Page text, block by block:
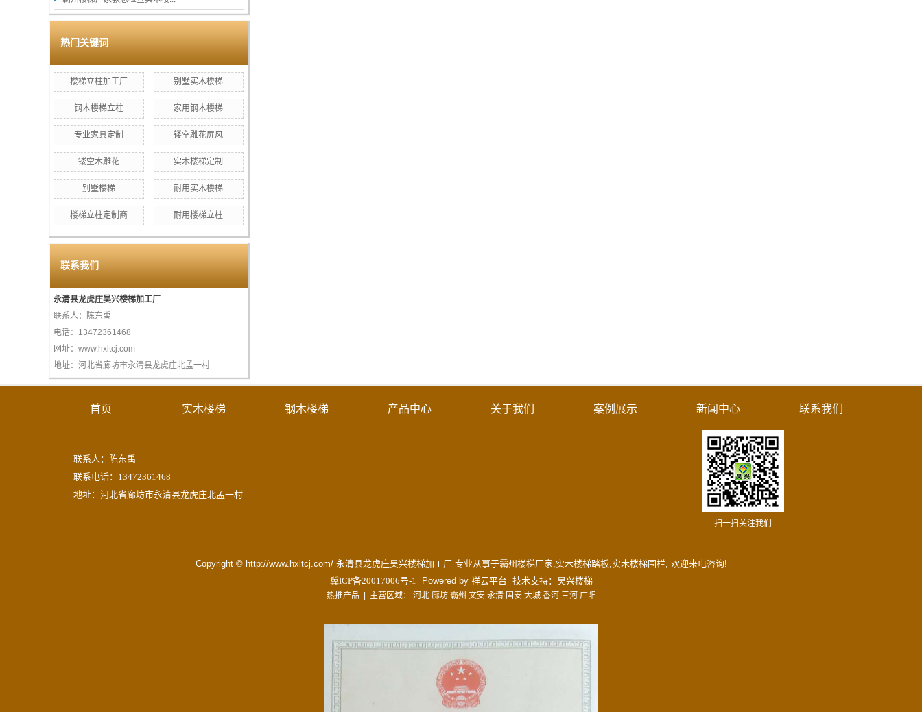
热门关键词
楼梯立柱加工厂 别墅实木楼梯
钢木楼梯立柱 家用钢木楼梯
专业家具定制 镂空雕花屏风
镂空木雕花 实木楼梯定制
别墅楼梯 耐用实木楼梯
楼梯立柱定制商 耐用楼梯立柱
联系我们
永清县龙虎庄昊兴楼梯加工厂
联系人：陈东禹
电话：13472361468
网址：www.hxltcj.com
地址：河北省廊坊市永清县龙虎庄北孟一村
首页 实木楼梯 钢木楼梯 产品中心 关于我们 案例展示 新闻中心 联系我们
联系人：陈东禹
联系电话：13472361468
地址：河北省廊坊市永清县龙虎庄北孟一村
扫一扫关注我们
Copyright © http://www.hxltcj.com/ 永清县龙虎庄昊兴楼梯加工厂 专业从事于霸州楼梯厂家,实木楼梯踏板,实木楼梯围栏, 欢迎来电咨询!
冀ICP备20017006号-1 Powered by 祥云平台 技术支持： 昊兴楼梯
热推产品 | 主营区域： 河北 廊坊 霸州 文安 永清 固安 大城 香河 三河 广阳